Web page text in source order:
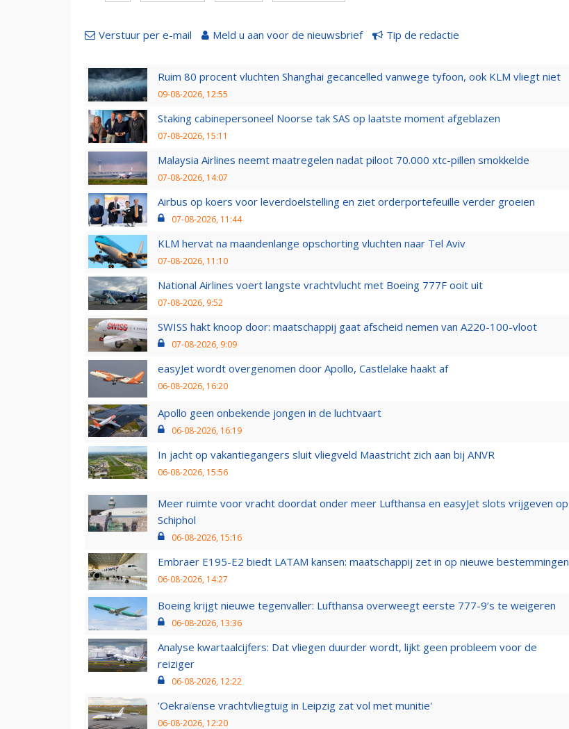
Verstuur per e-mail Meld u aan voor de nieuwsbrief Tip de redactie
Ruim 80 procent vluchten Shanghai gecancelled vanwege tyfoon, ook KLM vliegt niet
09-08-2026, 12:55
Staking cabinepersoneel Noorse tak SAS op laatste moment afgeblazen
07-08-2026, 15:11
Malaysia Airlines neemt maatregelen nadat piloot 70.000 xtc-pillen smokkelde
07-08-2026, 14:07
Airbus op koers voor leverdoelstelling en ziet orderportefeuille verder groeien
07-08-2026, 11:44
KLM hervat na maandenlange opschorting vluchten naar Tel Aviv
07-08-2026, 11:10
National Airlines voert langste vrachtvlucht met Boeing 777F ooit uit
07-08-2026, 9:52
SWISS hakt knoop door: maatschappij gaat afscheid nemen van A220-100-vloot
07-08-2026, 9:09
easyJet wordt overgenomen door Apollo, Castlelake haakt af
06-08-2026, 16:20
Apollo geen onbekende jongen in de luchtvaart
06-08-2026, 16:19
In jacht op vakantiegangers sluit vliegveld Maastricht zich aan bij ANVR
06-08-2026, 15:56
Meer ruimte voor vracht doordat onder meer Lufthansa en easyJet slots vrijgeven op
Schiphol
06-08-2026, 15:16
Embraer E195-E2 biedt LATAM kansen: maatschappij zet in op nieuwe bestemmingen
06-08-2026, 14:27
Boeing krijgt nieuwe tegenvaller: Lufthansa overweegt eerste 777-9’s te weigeren
06-08-2026, 13:36
Analyse kwartaalcijfers: Dat vliegen duurder wordt, lijkt geen probleem voor de
reiziger
06-08-2026, 12:22
'Oekraïense vrachtvliegtuig in Leipzig zat vol met munitie'
06-08-2026, 12:20